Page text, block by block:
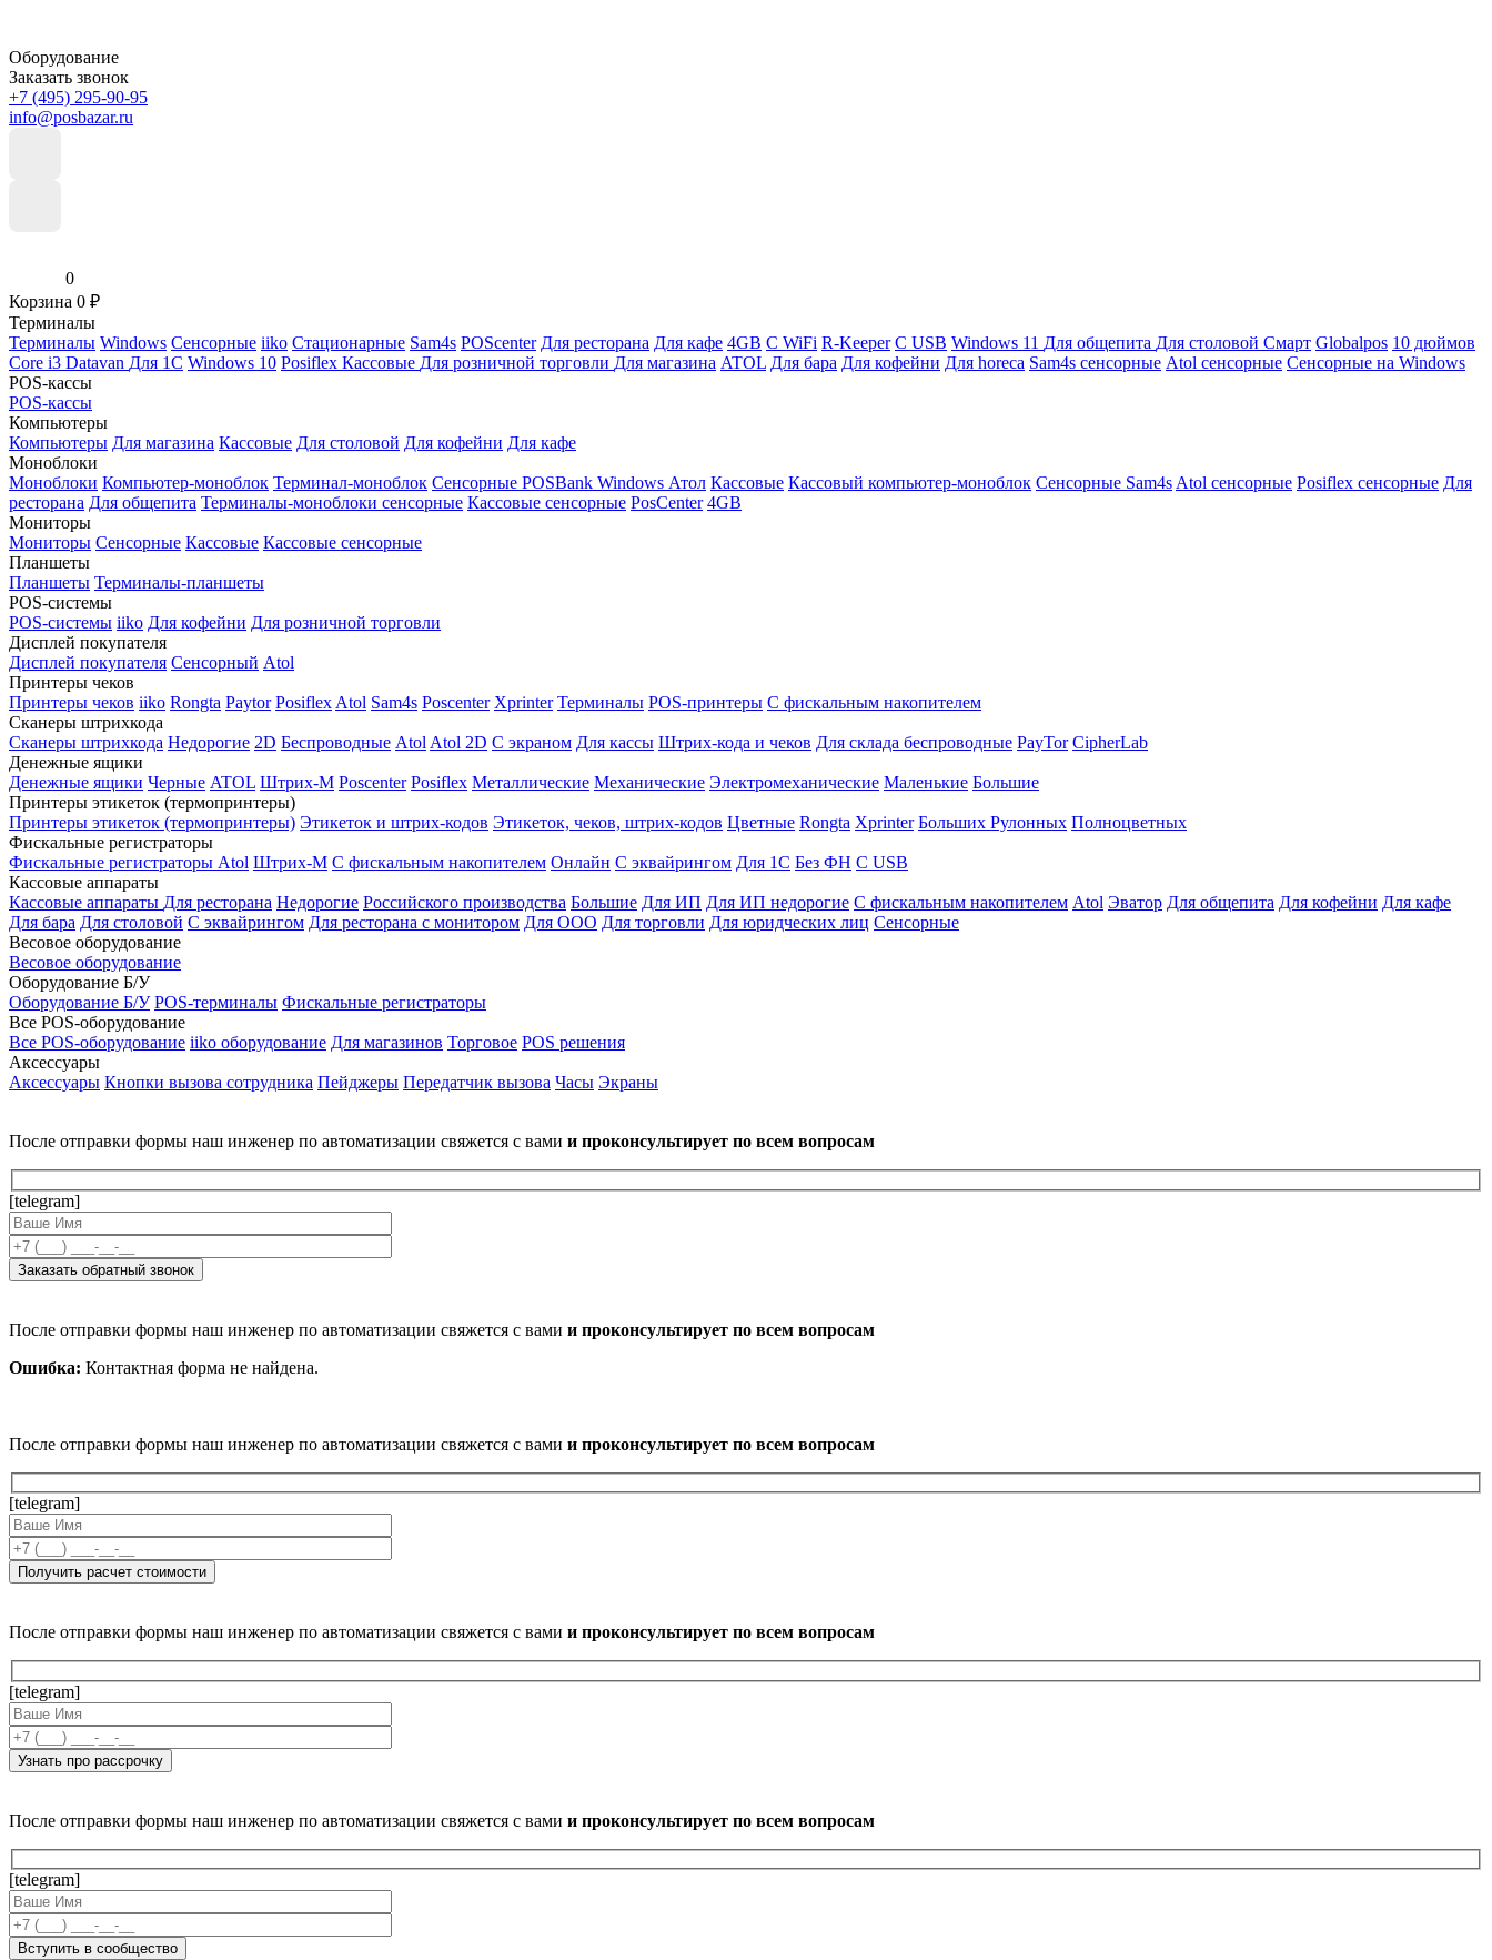
Оборудование
Заказать звонок
+7 (495) 295-90-95
info@posbazar.ru
0
Корзина 0 ₽
Терминалы
Терминалы Windows Сенсорные iiko Стационарные Sam4s POScenter Для ресторана Для кафе 4GB С WiFi R-Keeper С USB Windows 11 Для общепита Для столовой Смарт Globalpos 10 дюймов
Core i3 Datavan Для 1С Windows 10 Posiflex Кассовые Для розничной торговли Для магазина ATOL Для бара Для кофейни Для horeca Sam4s сенсорные Atol сенсорные Сенсорные на Windows
POS-кассы
POS-кассы
Компьютеры
Компьютеры Для магазина Кассовые Для столовой Для кофейни Для кафе
Моноблоки
Моноблоки Компьютер-моноблок Терминал-моноблок Сенсорные POSBank Windows Атол Кассовые Кассовый компьютер-моноблок Сенсорные Sam4s Atol сенсорные Posiflex сенсорные Для
ресторана Для общепита Терминалы-моноблоки сенсорные Кассовые сенсорные PosCenter 4GB
Мониторы
Мониторы Сенсорные Кассовые Кассовые сенсорные
Планшеты
Планшеты Терминалы-планшеты
POS-системы
POS-системы iiko Для кофейни Для розничной торговли
Дисплей покупателя
Дисплей покупателя Сенсорный Atol
Принтеры чеков
Принтеры чеков iiko Rongta Paytor Posiflex Atol Sam4s Poscenter Xprinter Терминалы POS-принтеры С фискальным накопителем
Сканеры штрихкода
Сканеры штрихкода Недорогие 2D Беспроводные Atol Atol 2D С экраном Для кассы Штрих-кода и чеков Для склада беспроводные PayTor CipherLab
Денежные ящики
Денежные ящики Черные ATOL Штрих-М Poscenter Posiflex Металлические Механические Электромеханические Маленькие Большие
Принтеры этикеток (термопринтеры)
Принтеры этикеток (термопринтеры) Этикеток и штрих-кодов Этикеток, чеков, штрих-кодов Цветные Rongta Xprinter Больших Рулонных Полноцветных
Фискальные регистраторы
Фискальные регистраторы Atol Штрих-М С фискальным накопителем Онлайн С эквайрингом Для 1С Без ФН С USB
Кассовые аппараты
Кассовые аппараты Для ресторана Недорогие Российского производства Большие Для ИП Для ИП недорогие С фискальным накопителем Atol Эватор Для общепита Для кофейни Для кафе
Для бара Для столовой С эквайрингом Для ресторана с монитором Для ООО Для торговли Для юридческих лиц Сенсорные
Весовое оборудование
Весовое оборудование
Оборудование Б/У
Оборудование Б/У POS-терминалы Фискальные регистраторы
Все POS-оборудование
Все POS-оборудование iiko оборудование Для магазинов Торговое POS решения
Аксессуары
Аксессуары Кнопки вызова сотрудника Пейджеры Передатчик вызова Часы Экраны
После отправки формы наш инженер по автоматизации свяжется с вами и проконсультирует по всем вопросам
[telegram]
После отправки формы наш инженер по автоматизации свяжется с вами и проконсультирует по всем вопросам
Ошибка: Контактная форма не найдена.
После отправки формы наш инженер по автоматизации свяжется с вами и проконсультирует по всем вопросам
[telegram]
После отправки формы наш инженер по автоматизации свяжется с вами и проконсультирует по всем вопросам
[telegram]
После отправки формы наш инженер по автоматизации свяжется с вами и проконсультирует по всем вопросам
[telegram]